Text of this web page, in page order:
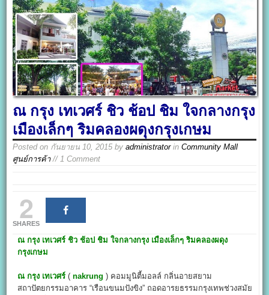
ณ กรุง เทเวศร์ ชิว ช้อป ชิม ใจกลางกรุง
เมืองเล็กๆ ริมคลองผดุงกรุงเกษม
Posted on กันยายน 10, 2015 byadministratorinCommunity Mall
ศูนย์การค้า// 1 Comment
2
SHARES
ณ กรุง เทเวศร์ ชิว ช้อป ชิม ใจกลางกรุง เมืองเล็กๆ ริมคลองผดุง
กรุงเกษม
ณ กรุง เทเวศร์ (nakrung ) คอมมูนิตี้มอลล์ กลิ่นอายสยาม
สถาปัตยกรรมอาคาร “เรือนขนมปังขิง” ถอดอารยธรรมกรุงเทพช่วงสมัย